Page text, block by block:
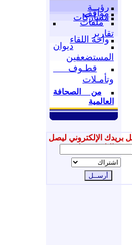
رؤيــة
مواقف
مشاركات
ملفات
تقارير
واحة اللقاء
ديوان
المستضعفين
قطـوف
وتأمـلات
من الصحافة
العالمية
بريدك الإلكتروني ليصل
إليك جديدنا